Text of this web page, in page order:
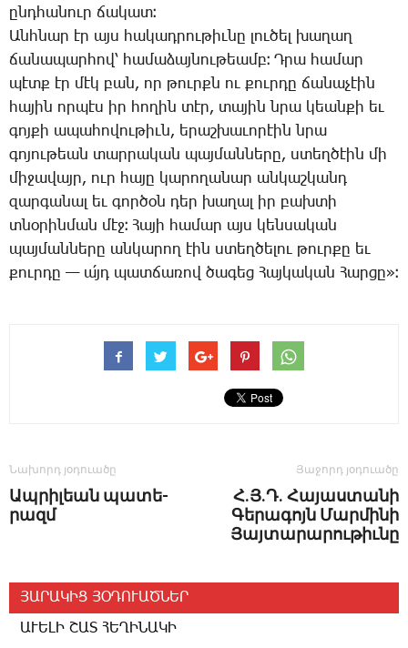
ընդ­հա­նուր ճա­կատ։
Անհ­նար էր այս հա­կադ­րու­թիւ­նը լու­ծել խա­ղաղ
ճա­նա­պար­հով՝ հա­մա­ձայ­նու­թեամբ։ Դ­րա հա­մար
պէտք էր մէկ բան, որ թուրքն ու քուր­դը ճա­նա­չէին
հա­յին որ­պէս իր հո­ղին տէր, տա­յին նրա կեան­քի եւ
գոյ­քի ա­պա­հո­վու­թիւն, ե­րաշ­խա­ւո­րէին նրա
գո­յու­թեան տար­րա­կան պայ­ման­նե­րը, ստեղ­ծէին մի
մի­ջա­վայր, ուր հա­յը կա­րո­ղա­նար ան­կաշ­կանդ
զար­գա­նալ եւ գոր­ծօն դեր խա­ղալ իր բախ­տի
տնօ­րին­ման մէջ։ ­Հա­յի հա­մար այս կեն­սա­կան
պայ­ման­նե­րը ան­կա­րող էին ստեղ­ծե­լու թուր­քը եւ
քուր­դը — ա՛յդ պատ­ճա­ռով ծա­գեց ­Հայ­կա­կան ­Հար­ցը»։
Նախորդ յօդուածը
Ապ­րի­լեան պա­տե­
րազ­մ
Յաջորդ յօդուածը
Հ.Յ.Դ. Հայաստանի
Գերագոյն Մարմինի
Յայտարարութիւնը
ՅԱՐԱԿԻՑ ՅՕԴՈՒԱԾՆԵՐ
ԱՒԵԼԻ ՇԱՏ ՀԵՂԻՆԱԿԻ